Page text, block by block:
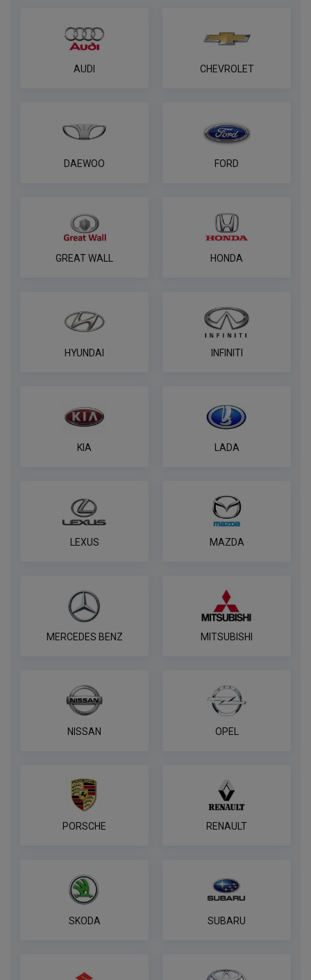
WESTFALIA
ПОД ЗАКАЗ ОТ 14 ДНЕЙ
по запросу
Розетка универсальная электрическая
REESE
ПОД ЗАКАЗ ОТ 14 ДНЕЙ
по запросу
Универсальная электрика к фаркопу
PROTECCSS с блоком согласования
ПОД ЗАКАЗ ОТ 14 ДНЕЙ
по запросу
В корзину
Розетка WESTFALIA 7 контактная
ПОД ЗАКАЗ ОТ 14 ДНЕЙ
по запросу
7-контактная розетка Brink
ПОД ЗАКАЗ ОТ 14 ДНЕЙ
по запросу
Розетка WESTFALIA 7-pin,
по запросу
AUDI CHEVROLET
DAEWOO FORD
GREAT WALL HONDA
HYUNDAI INFINITI
KIA LADA
LEXUS MAZDA
MERCEDES BENZ MITSUBISHI
NISSAN OPEL
PORSCHE RENAULT
SKODA SUBARU